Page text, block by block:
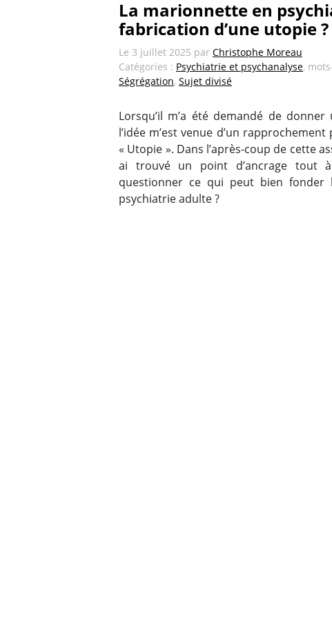
La marionnette en
fabrication d’une utopie ?
Le 3 juillet 2025 par Christophe Moreau
Catégories : Psychiatrie et psychanalyse,
Ségrégation, Sujet divisé
Lorsqu’il m’a été demandé de
l’idée m’est venue d’un
« Utopie ». Dans l’après-coup de cette
ai trouvé un point d’ancrage tout
questionner ce qui peut bien
psychiatrie adulte ?